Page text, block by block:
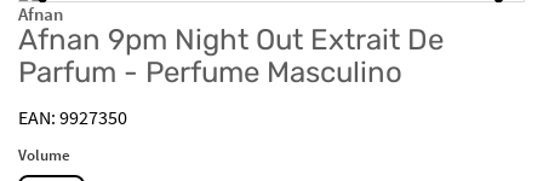
Afnan
Afnan 9pm Night Out Extrait De
Parfum - Perfume Masculino
9927350
Volume